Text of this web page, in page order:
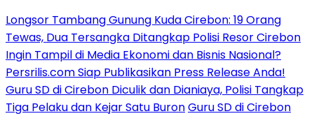
Longsor Tambang Gunung Kuda Cirebon: 19 Orang
Tewas, Dua Tersangka Ditangkap Polisi Resor Cirebon
Ingin Tampil di Media Ekonomi dan Bisnis Nasional?
Persrilis.com Siap Publikasikan Press Release Anda!
Guru SD di Cirebon Diculik dan Dianiaya, Polisi Tangkap
Tiga Pelaku dan Kejar Satu BuronGuru SD di Cirebon